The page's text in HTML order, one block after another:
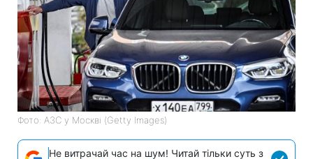
Фото: АЗС у Москві (Getty Images)
Не витрачай час на шум! Читай тільки суть з